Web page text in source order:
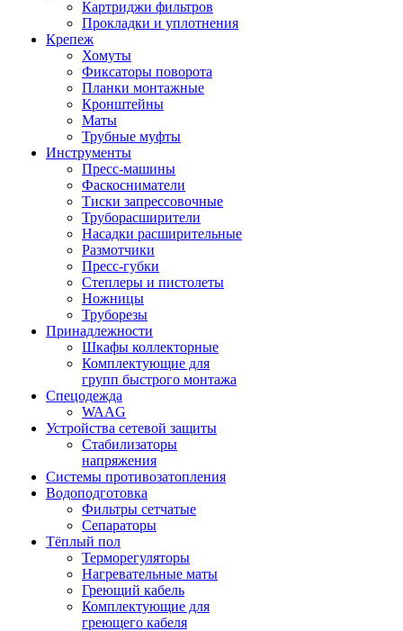
Картриджи фильтров
Прокладки и уплотнения
Крепеж
Хомуты
Фиксаторы поворота
Планки монтажные
Кронштейны
Маты
Трубные муфты
Инструменты
Пресс-машины
Фаскосниматели
Тиски запрессовочные
Труборасширители
Насадки расширительные
Размотчики
Пресс-губки
Степлеры и пистолеты
Ножницы
Труборезы
Принадлежности
Шкафы коллекторные
Комплектующие для
групп быстрого монтажа
Спецодежда
WAAG
Устройства сетевой защиты
Стабилизаторы
напряжения
Системы противозатопления
Водоподготовка
Фильтры сетчатые
Сепараторы
Тёплый пол
Терморегуляторы
Нагревательные маты
Греющий кабель
Комплектующие для
греющего кабеля